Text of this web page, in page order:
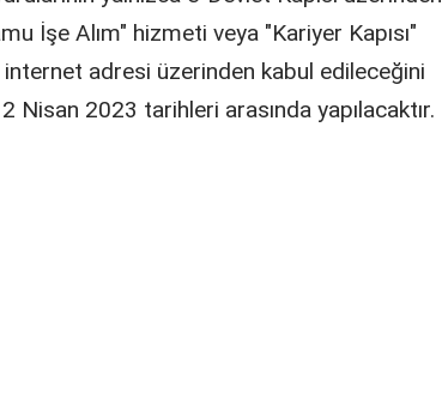
İşe Alım" hizmeti veya "Kariyer Kapısı"
internet adresi üzerinden kabul edileceğini
2023 tarihleri arasında yapılacaktır.